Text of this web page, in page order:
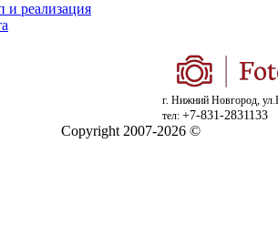
и реализация
г. Нижний Новгород,
тел: +7-831-2831133
Copyright 2007-2026 ©